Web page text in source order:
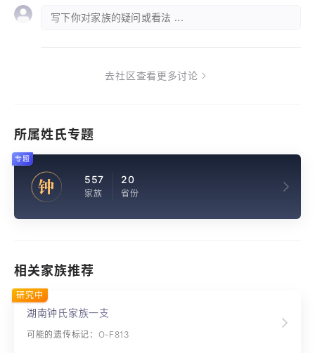
写下你对家族的疑问或看法 ...
去社区查看更多讨论
所属姓氏专题
钟 557
家族
20
省份
专题
相关家族推荐
湖南钟氏家族一支
可能的遗传标记：O-F813
研究中